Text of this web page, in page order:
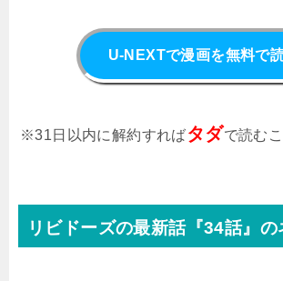
U-NEXTで漫画を無料で
※31日以内に解約すればタダで読む
リビドーズの最新話『34話』の